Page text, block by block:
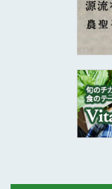
2020年 (7)
2018年 (21)
2017年 (12)